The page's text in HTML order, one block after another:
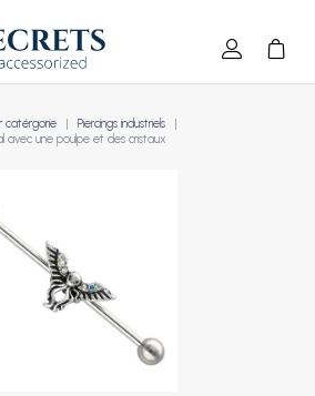
catérgorie
Piercings industriels
avec une poulpe et des cristaux